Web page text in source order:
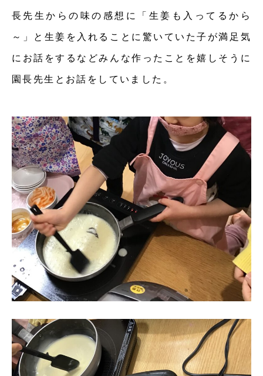
長先生からの味の感想に「生姜も入ってるから
～」と生姜を入れることに驚いていた子が満足気
にお話をするなどみんな作ったことを嬉しそうに
園長先生とお話をしていました。